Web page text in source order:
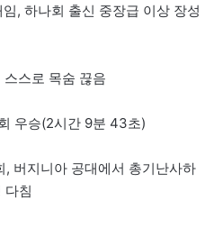
, 하나회 출신 중장급 이상 장성
스로 목숨 끊음
우승(2시간 9분 43초)
버지니아 공대에서 총기난사하
다침